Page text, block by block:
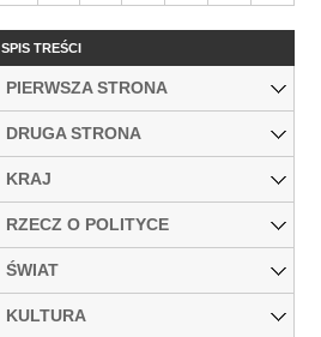
SPIS TREŚCI
PIERWSZA STRONA
DRUGA STRONA
KRAJ
RZECZ O POLITYCE
ŚWIAT
KULTURA